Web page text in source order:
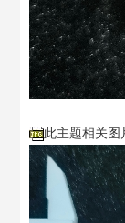
此主题相关图